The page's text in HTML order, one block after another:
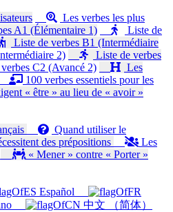
Les verbes les plus
A1 (Élémentaire 1)
Liste de
Liste de verbes B1 (Intermédiaire
2)
Liste de verbes
C2 (Avancé 2)
Les
100 verbes essentiels pour les
« être » au lieu de « avoir »
Quand utiliser le
des prépositions
Les
« Mener » contre « Porter »
Español
中文 （简体）